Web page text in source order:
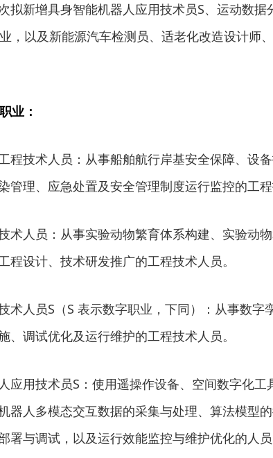
拟新增具身智能机器人应用技术员S、运动数据
，以及新能源汽车检测员、适老化改造设计师
业：
程技术人员：从事船舶航行岸基安全保障、设
管理、应急处置及安全管理制度运行监控的工程
术人员：从事实验动物繁育体系构建、实验动
程设计、技术研发推广的工程技术人员。
术人员S（S 表示数字职业，下同）：从事数字
、调试优化及运行维护的工程技术人员。
应用技术员S：使用遥操作设备、空间数字化工
器人多模态交互数据的采集与处理、算法模型的
署与调试，以及运行效能监控与维护优化的人员